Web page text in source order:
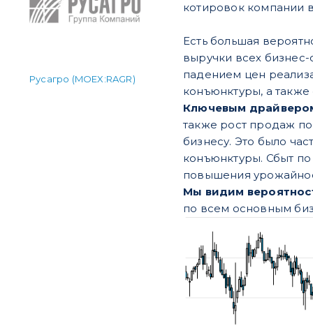
Русагро (MOEX:RAGR)
котировок компании
Есть большая
выручки всех
падением цен
конъюнктуры, а
Ключевым
также рост продаж
бизнесу. Это было
конъюнктуры. Сбыт
повышения
Мы видим
по всем основным